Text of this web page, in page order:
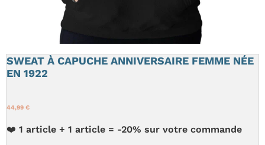
SWEAT À CAPUCHE ANNIVERSAIRE FEMME NÉE
EN 1922
44,99 €
❤️ 1 article + 1 article = -20% sur votre commande